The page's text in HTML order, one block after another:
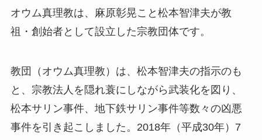
オウム真理教は、麻原彰晃こと松本智津夫が教
祖・創始者として設立した宗教団体です。
教団（オウム真理教）は、松本智津夫の指示のも
と、宗教法人を隠れ蓑にしながら武装化を図り、
松本サリン事件、地下鉄サリン事件等数々の凶悪
事件を引き起こしました。2018年（平成30年）7